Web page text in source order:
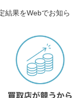
結果をWebでお知ら